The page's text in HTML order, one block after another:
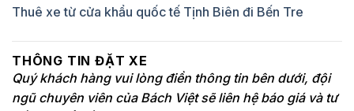
Thuê xe từ cửa khẩu quốc tế Tịnh Biên đi Bến Tre
THÔNG TIN ĐẶT XE
Quý khách hàng vui lòng điền thông tin bên dưới, đội
ngũ chuyên viên của Bách Việt sẽ liên hệ báo giá và tư